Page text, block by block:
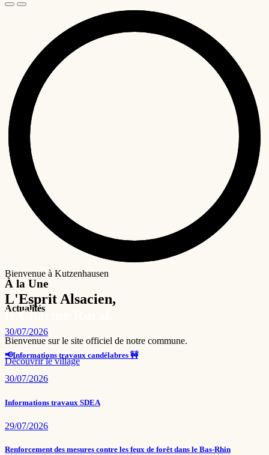
Bienvenue à Kutzenhausen
L'Esprit Alsacien,
le Charme Rural.
Bienvenue sur le site officiel de notre commune.
Découvrir le village
À la Une
Actualités
30/07/2026
📢Informations travaux candélabres 🚧
30/07/2026
Informations travaux SDEA
29/07/2026
Renforcement des mesures contre les feux de forêt dans le Bas-Rhin